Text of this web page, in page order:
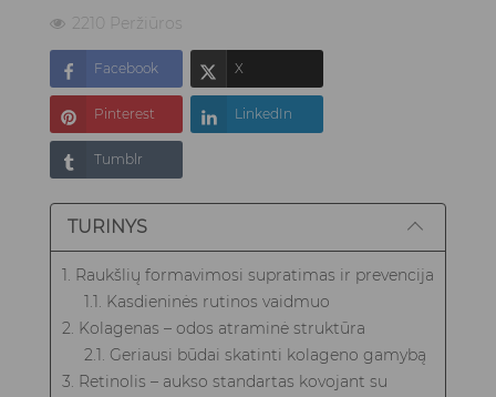
2210 Peržiūros
Facebook X
Pinterest LinkedIn
Tumblr
TURINYS
1. Raukšlių formavimosi supratimas ir prevencija
1.1. Kasdieninės rutinos vaidmuo
2. Kolagenas – odos atraminė struktūra
2.1. Geriausi būdai skatinti kolageno gamybą
3. Retinolis – aukso standartas kovojant su